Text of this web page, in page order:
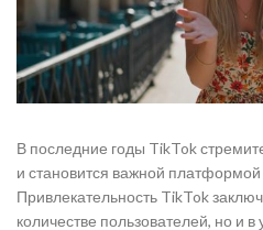
В последние годы TikTok
и становится важной
Привлекательность TikTok
количестве пользователей, но и